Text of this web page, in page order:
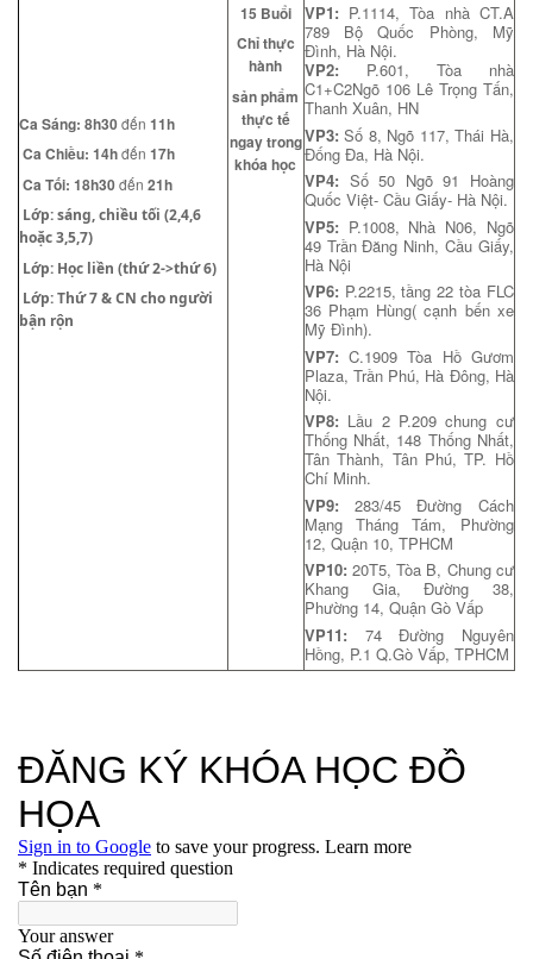
CaSáng:8h30đến11h
CaChiều: 14hđến17h
CaTối: 18h30đến21h
Lớp: sáng, chiều tối (2,4,6
hoặc 3,5,7)
Lớp: Học liền (thứ 2->thứ 6)
Lớp: Thứ 7 & CN cho người
bận rộn
15 Buổi
Chỉ thực
hành
sản phẩm
thực tế
ngay trong
khóa học
VP1: P.1114, Tòa nhà CT.A
789 Bộ Quốc Phòng, Mỹ
Đình, Hà Nội.
VP2: P.601, Tòa nhà
C1+C2Ngõ 106 Lê Trọng Tấn,
Thanh Xuân, HN
VP3: Số 8, Ngõ 117, Thái Hà,
Đống Đa, Hà Nội.
VP4: Số 50 Ngõ 91 Hoàng
Quốc Việt- Cầu Giấy- Hà Nội.
VP5: P.1008, Nhà N06, Ngõ
49 Trần Đăng Ninh, Cầu Giấy,
Hà Nội
VP6: P.2215, tầng 22 tòa FLC
36 Phạm Hùng( cạnh bến xe
Mỹ Đình).
VP7: C.1909 Tòa Hồ Gươm
Plaza, Trần Phú, Hà Đông, Hà
Nội.
VP8: Lầu 2 P.209 chung cư
Thống Nhất, 148 Thống Nhất,
Tân Thành, Tân Phú, TP. Hồ
Chí Minh.
VP9: 283/45 Đường Cách
Mạng Tháng Tám, Phường
12, Quận 10, TPHCM
VP10: 20T5, Tòa B, Chung cư
Khang Gia, Đường 38,
Phường 14, Quận Gò Vấp
VP11: 74 Đường Nguyên
Hồng, P.1 Q.Gò Vấp, TPHCM